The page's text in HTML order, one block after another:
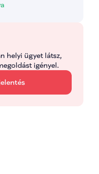
helyi ügyet látsz,
igényel.